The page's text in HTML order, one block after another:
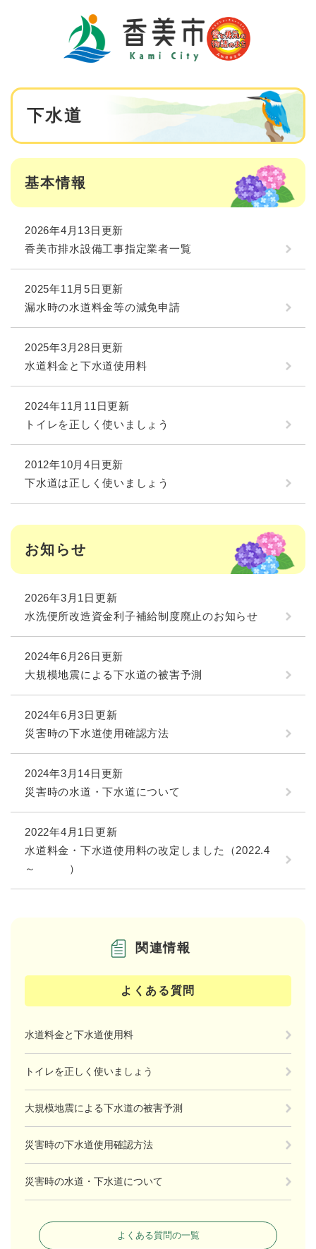
本
下水道
基本情報
2026年4月13日更新
香美市排水設備工事指定業者一覧
2025年11月5日更新
漏水時の水道料金等の減免申請
2025年3月28日更新
水道料金と下水道使用料
2024年11月11日更新
トイレを正しく使いましょう
2012年10月4日更新
下水道は正しく使いましょう
お知らせ
2026年3月1日更新
水洗便所改造資金利子補給制度廃止のお知らせ
2024年6月26日更新
大規模地震による下水道の被害予測
2024年6月3日更新
災害時の下水道使用確認方法
2024年3月14日更新
災害時の水道・下水道について
2022年4月1日更新
水道料金・下水道使用料の改定しました（2022.4
～ ）
関連情報
よくある質問
水道料金と下水道使用料
トイレを正しく使いましょう
大規模地震による下水道の被害予測
災害時の下水道使用確認方法
災害時の水道・下水道について
よくある質問の一覧